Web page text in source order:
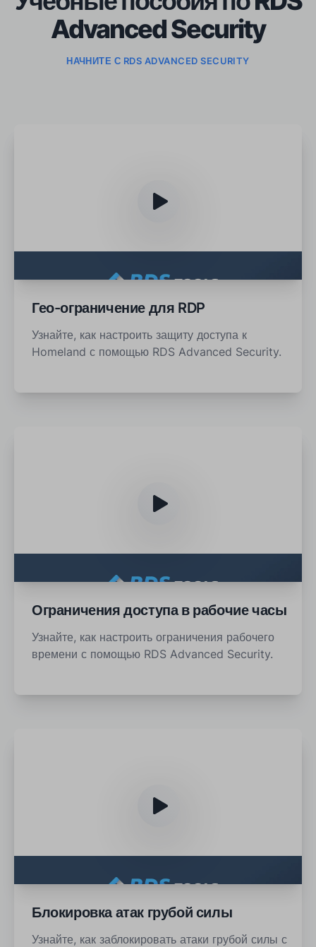
Advanced Security
НАЧНИТЕ С RDS ADVANCED SECURITY
Гео-ограничение для RDP
Узнайте, как настроить защиту доступа к
Homeland с помощью RDS Advanced Security.
Ограничения доступа в рабочие часы
Узнайте, как настроить ограничения рабочего
времени с помощью RDS Advanced Security.
Блокировка атак грубой силы
Узнайте, как заблокировать атаки грубой силы с